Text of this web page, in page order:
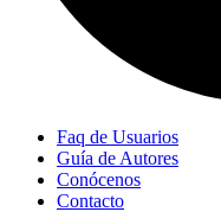
Faq de Usuarios
Guía de Autores
Conócenos
Contacto